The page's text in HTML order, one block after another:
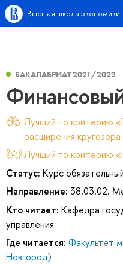
Высшая школа экономики
БАКАЛАВРИАТ 2021/2022
Лучший по критерию
расширения
Лучший по критерию
Статус: Курс
Направление: 38.03.02.
Кто читает: Кафедра
управления
Где читается: Факультет
Новгород)